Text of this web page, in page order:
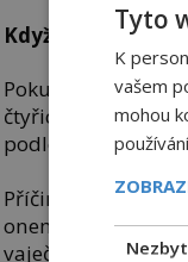
Když menopauza
Pokud se výše
čtyřicítkou, lékaři
podle statistik
Příčin může být
onemocnění,
vaječníků až po
Tyto
K
vašem
mohou